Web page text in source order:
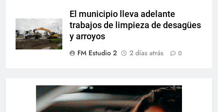
El municipio lleva adelante
trabajos de limpieza de desagües
y arroyos
FM Estudio 2
2 días atrás 0